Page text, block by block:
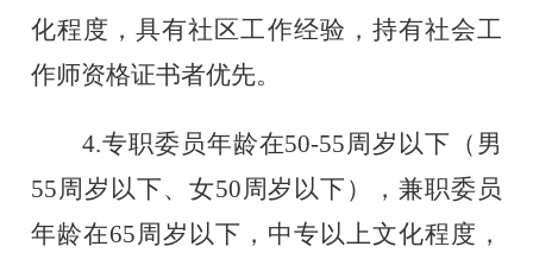
化程度，具有社区工作经验 ，持有社会工
作师资格证书者优先。
4.专职委员年龄在50-55周岁以下（男
55周岁以下、女50周岁以下），兼职委员
年龄在65周岁以下，中专以上文化程度，